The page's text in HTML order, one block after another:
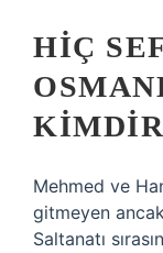
HIÇ
Mehmed ve
gitmeyen
Saltanatı